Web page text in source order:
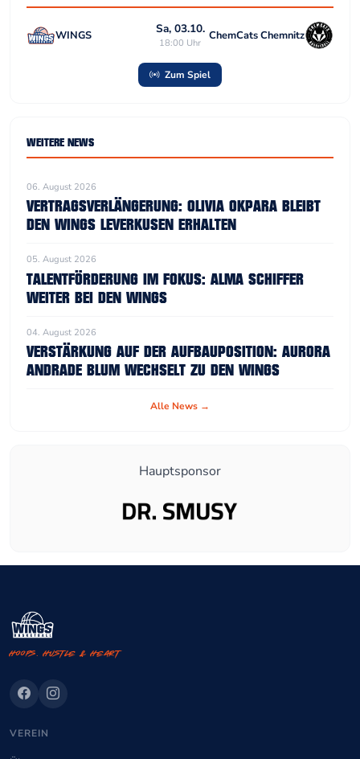
WINGS Sa, 03.10.
18:00 Uhr
ChemCats Chemnitz
Zum Spiel
WEITERE NEWS
06. August 2026
VERTRAGSVERLÄNGERUNG: OLIVIA OKPARA BLEIBT
DEN WINGS LEVERKUSEN ERHALTEN
05. August 2026
TALENTFÖRDERUNG IM FOKUS: ALMA SCHIFFER
WEITER BEI DEN WINGS
04. August 2026
VERSTÄRKUNG AUF DER AUFBAUPOSITION: AURORA
ANDRADE BLUM WECHSELT ZU DEN WINGS
Alle News →
Hauptsponsor
Hoops. Hustle & Heart
VEREIN